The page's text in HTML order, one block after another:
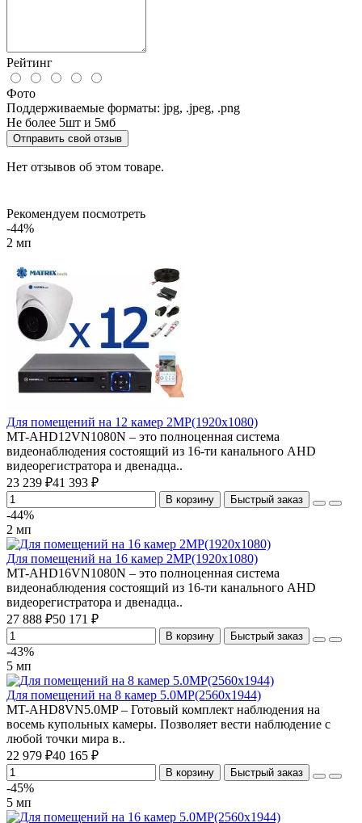
Рейтинг
Фото
Поддерживаемые форматы: jpg, .jpeg, .png
Не более 5шт и 5мб
Отправить свой отзыв
Нет отзывов об этом товаре.
Рекомендуем посмотреть
-44%
2 мп
Для помещений на 12 камер 2MP(1920х1080)
MT-AHD12VN1080N – это полноценная система
видеонаблюдения состоящий из 16-ти канального AHD
видеорегистратора и двенадца..
23 239 ₽41 393 ₽
В корзину Быстрый заказ
-44%
2 мп
Для помещений на 16 камер 2MP(1920х1080)
MT-AHD16VN1080N – это полноценная система
видеонаблюдения состоящий из 16-ти канального AHD
видеорегистратора и двенадца..
27 888 ₽50 171 ₽
В корзину Быстрый заказ
-43%
5 мп
Для помещений на 8 камер 5.0MP(2560x1944)
MT-AHD8VN5.0MP – Готовый комплект наблюдения на
восемь купольных камеры. Позволяет вести наблюдение с
любой точки мира в..
22 979 ₽40 165 ₽
В корзину Быстрый заказ
-45%
5 мп